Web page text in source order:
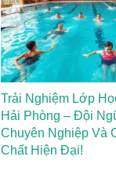
Trải Nghiệm Lớp
Hải Phòng – Đội
Chuyên Nghiệp Và
Chất Hiện Đại!